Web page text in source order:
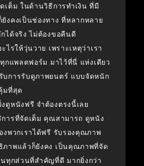
เต็ม ในด้านวิธีการทำเงิน ที่มี
งคงเป็นช่องทาง ที่หลากหลาย
ได้จริง ไม่ต้องขอคืนดี
รให้วุ่นวาย เพราะเหตุว่าเรา
กแพลตฟอร์ม มาไว้ที่นี่ แห่งเดียว
บการรับดูภาพยนตร์ แบบจัดหนัก
มที่สุด
ดูหนังฟรี จำต้องตรงนี้เลย
ารที่จัดเต็ม คุณสามารถ ดูหนัง
งพวกเราได้ฟรี รับรองคุณภาพ
าพแล้วก็ยังคง เป็นคุณภาพที่จัด
ทุกส่วนที่สำคัญที่ดี มากยิ่งกว่า